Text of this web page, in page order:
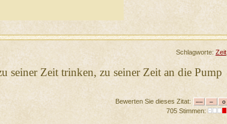
Schlagworte: Zeit,
seiner Zeit trinken, zu seiner Zeit an die Pump
Bewerten Sie dieses Zitat:
705 Stimmen: